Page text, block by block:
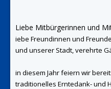
Liebe Mitbürgerinnen und
iebe Freundinnen und
und unserer Stadt, verehrte
in diesem Jahr feiern wir
traditionelles Erntedank- und